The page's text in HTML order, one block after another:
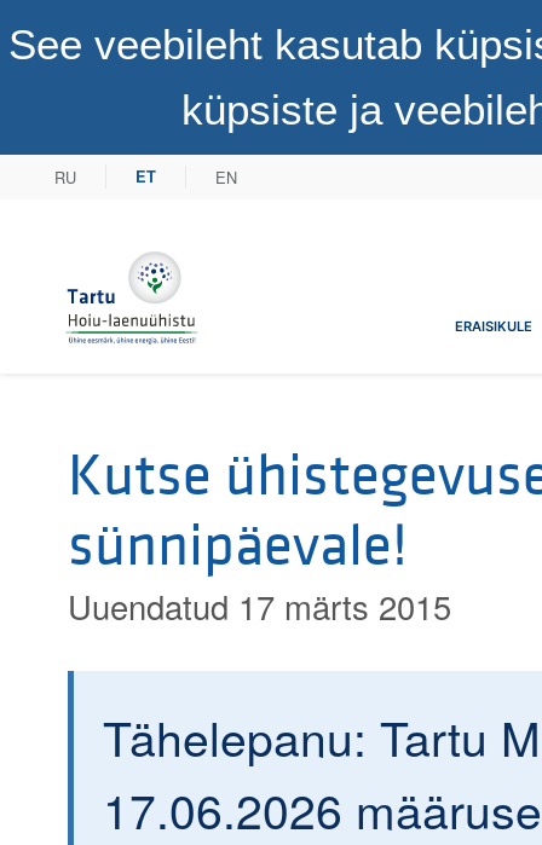
See veebileht kasutab
küpsiste ja
RU ET EN
Tartu Hoiu-laenuühistuERAISIKULE
Kutse
sünnipäevale!
Uuendatud 17 märts 2015
Tähelepanu: Tartu
17.06.2026